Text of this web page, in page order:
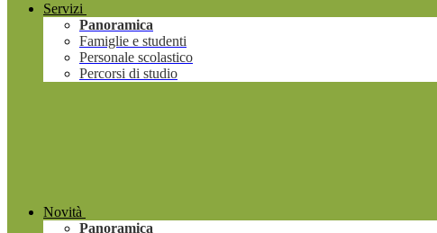
Servizi
Panoramica
Famiglie e studenti
Personale scolastico
Percorsi di studio
Novità
Panoramica